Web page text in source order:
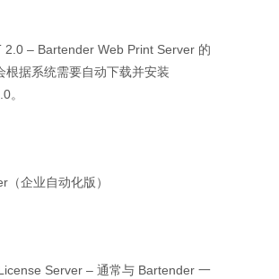
2.0 – Bartender Web Print Server 的
根据系统需要自动下载并安装
。
（企业自动化版）
Server – 通常与 Bartender 一